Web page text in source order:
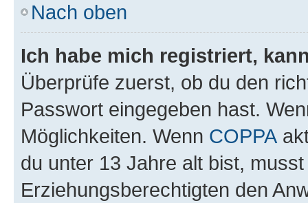
Nach oben
Ich habe mich registriert,
Überprüfe zuerst, ob du den
Passwort eingegeben hast.
Möglichkeiten. Wenn COPPA
du unter 13 Jahre alt bist,
Erziehungsberechtigten den